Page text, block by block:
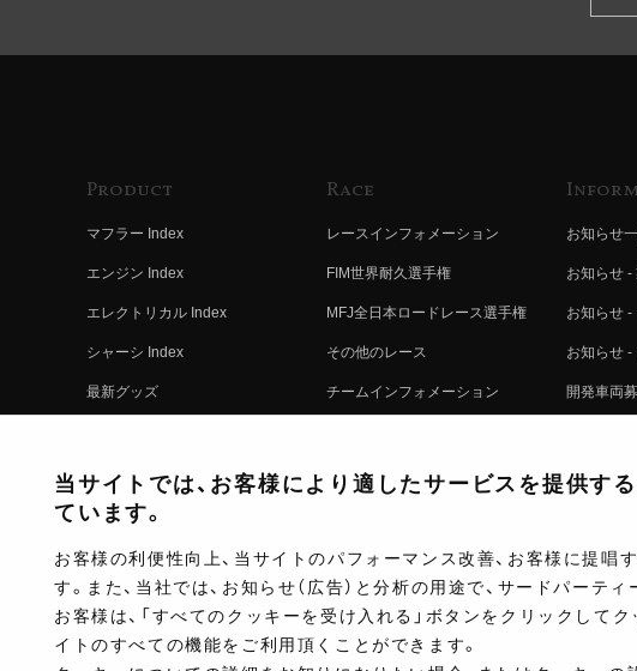
Product
マフラー Index
エンジン Index
エレクトリカル Index
シャーシ Index
最新グッズ
Race
レースインフォメーション
FIM世界耐久選手権
MFJ全日本ロードレース選手権
その他のレース
チームインフォメーション
レースムービー
お知らせ
お知らせ -
お知らせ -
お知らせ -
開発車両
注文方法
当サイトでは、お客様により適したサービスを提供す
ています。
お客様の利便性向上、当サイトのパフォーマンス改善、お客様に提唱
す。また、当社では、お知らせ（広告）と分析の用途で、サードパーテ
お客様は、「すべてのクッキーを受け入れる」ボタンをクリックして
イトのすべての機能をご利用頂くことができます。